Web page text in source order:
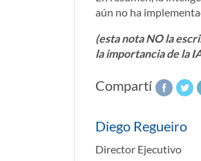
aún no ha
(esta nota NO la
la importancia de la
Compartí
Diego Regueiro
Director Ejecutivo